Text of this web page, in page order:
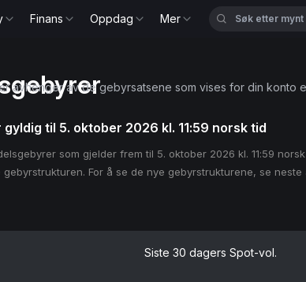
Finans Oppdag Mer
avhenger av de gebyrsatsene som vises for din konto
til 5. oktober 2026 kl. 11:59 norsk tid
som gjelder frem til 5. oktober 2026 kl. 11:59
For å se de nye gebyrstrukturene, se neste
Siste 30 dagers Spot-vol.